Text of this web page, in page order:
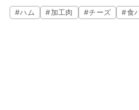
よ。ぜひお試しください。
#ハム #加工肉 #チーズ #食